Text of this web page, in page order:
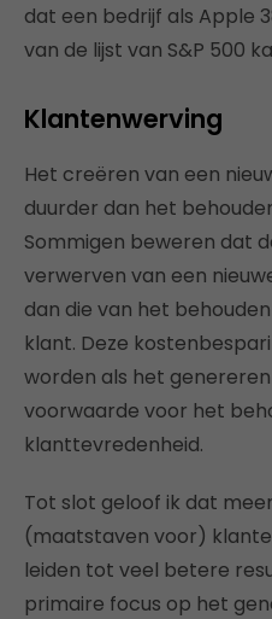
dat een bedrijf als Apple
van de lijst van S&P 500
Klantenwerving
Het creëren van een
duurder dan het
Sommigen beweren dat
verwerven van een
dan die van het
klant. Deze
worden als het
voorwaarde voor het
klanttevredenheid.
Tot slot geloof ik dat
(maatstaven voor)
leiden tot veel betere
primaire focus op het